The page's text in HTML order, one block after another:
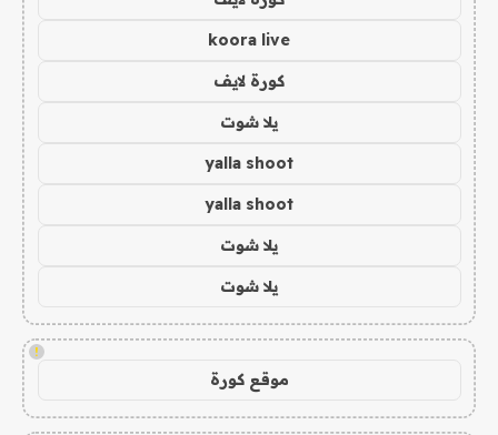
koora live
كورة لايف
يلا شوت
yalla shoot
yalla shoot
يلا شوت
يلا شوت
!
موقع كورة